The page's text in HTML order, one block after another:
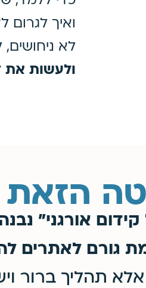
ואיך
לא ניחושים,
ולעשות את
הזאת
גורם לאתרים
תהליך ברור